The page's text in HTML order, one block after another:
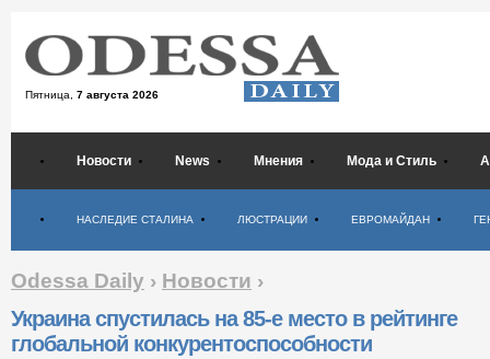
Пятница, 7 августа 2026
Новости News Мнения Мода и Стиль
НАСЛЕДИЕ СТАЛИНА ЛЮСТРАЦИИ ЕВРОМАЙДАН
Odessa Daily › Новости ›
Украина cпустилась на 85-е место в рейтинге
глобальной конкурентоспособности